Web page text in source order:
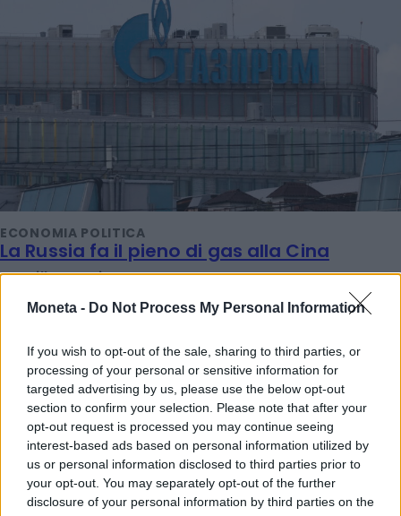
Moneta - Do Not Process My Personal Information
If you wish to opt-out of the sale, sharing to third parties, or
processing of your personal or sensitive information for
targeted advertising by us, please use the below opt-out
section to confirm your selection. Please note that after your
opt-out request is processed you may continue seeing
interest-based ads based on personal information utilized by
us or personal information disclosed to third parties prior to
your opt-out. You may separately opt-out of the further
disclosure of your personal information by third parties on the
ECONOMIA POLITICA
La Russia fa il pieno di gas alla Cina
Camilla Conti
Sfoglia Moneta